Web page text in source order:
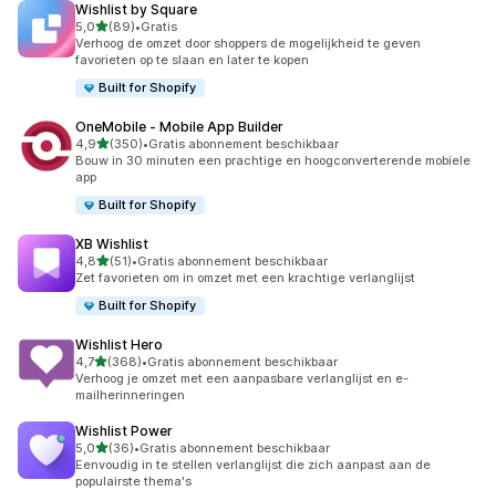
Wishlist by Square
5,0van 5 sterren
(89)
89 recensies in totaal
•Gratis
Verhoog de omzet door shoppers de mogelijkheid te geven
favorieten op te slaan en later te kopen
Built for Shopify
OneMobile ‑ Mobile App Builder
4,9van 5 sterren
(350)
350 recensies in totaal
•Gratis abonnement beschikbaar
Bouw in 30 minuten een prachtige en hoogconverterende mobiele
app
Built for Shopify
XB Wishlist
4,8van 5 sterren
(51)
51 recensies in totaal
•Gratis abonnement beschikbaar
Zet favorieten om in omzet met een krachtige verlanglijst
Built for Shopify
Wishlist Hero
4,7van 5 sterren
(368)
368 recensies in totaal
•Gratis abonnement beschikbaar
Verhoog je omzet met een aanpasbare verlanglijst en e-
mailherinneringen
Wishlist Power
5,0van 5 sterren
(36)
36 recensies in totaal
•Gratis abonnement beschikbaar
Eenvoudig in te stellen verlanglijst die zich aanpast aan de
populairste thema's